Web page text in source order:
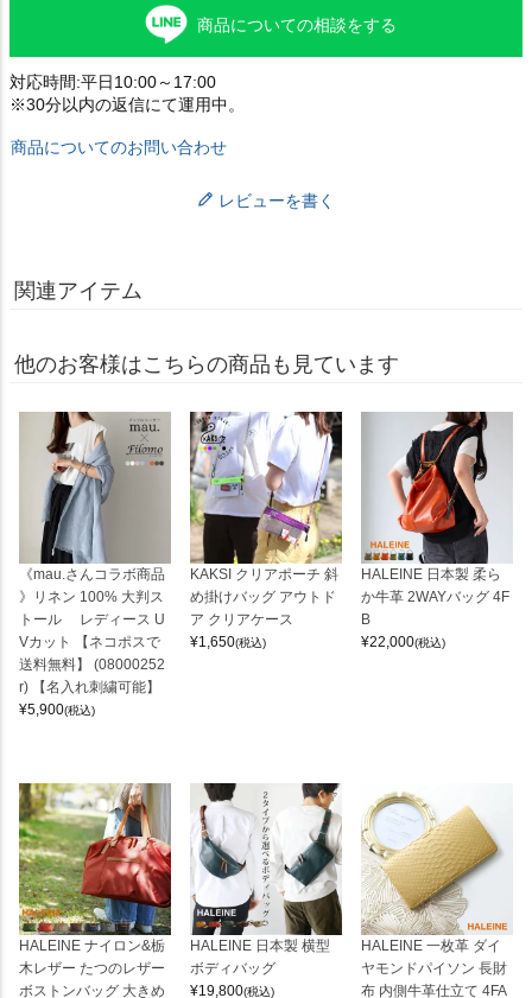
商品についての相談をする
対応時間:平日10:00～17:00
※30分以内の返信にて運用中。
商品についてのお問い合わせ
レビューを書く
関連アイテム
他のお客様はこちらの商品も見ています
《mau.さんコラボ商品
》リネン 100% 大判ス
トール レディース U
Vカット 【ネコポスで
送料無料】 (08000252
r) 【名入れ刺繍可能】
¥5,900(税込)
KAKSI クリアポーチ 斜
め掛けバッグ アウトド
ア クリアケース
¥1,650(税込)
HALEINE 日本製 柔ら
か牛革 2WAYバッグ 4F
B
¥22,000(税込)
HALEINE ナイロン&栃
木レザー たつのレザー
ボストンバッグ 大きめ
HALEINE 日本製 横型
ボディバッグ
¥19,800(税込)
HALEINE 一枚革 ダイ
ヤモンドパイソン 長財
布 内側牛革仕立て 4FA